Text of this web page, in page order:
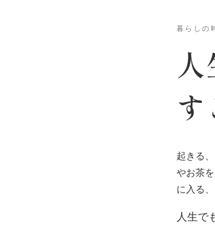
暮らしの
起きる
やお茶
に入る
人生で